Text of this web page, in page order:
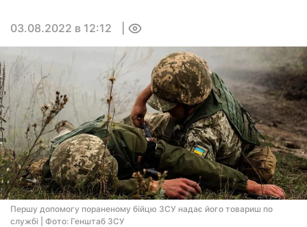
03.08.2022 в 12:12
Першу допомогу пораненому бійцю ЗСУ надає його товариш по
службі | Фото: Генштаб ЗСУ